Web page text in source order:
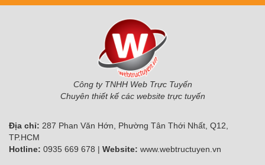
Công ty TNHH Web Trực Tuyến
Chuyên thiết kế các website trực tuyến
Địa chỉ: 287 Phan Văn Hớn, Phường Tân Thới Nhất, Q12,
TP.HCM
Hotline: 0935 669 678 | Website: www.webtructuyen.vn